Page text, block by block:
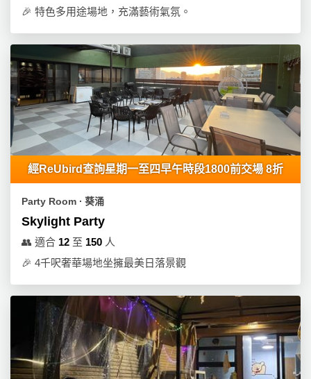
🎉 特色多用途場地，充滿藝術氣氛。
經ReUbird查詢星期一至四早午時段1800前交場 8折
Party Room ∙ 葵涌
Skylight Party
👥 適合 12 至 150 人
🎉 4千呎奢華場地坐擁最美日落景觀